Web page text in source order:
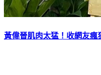
黃偉晉肌肉太猛！收網友